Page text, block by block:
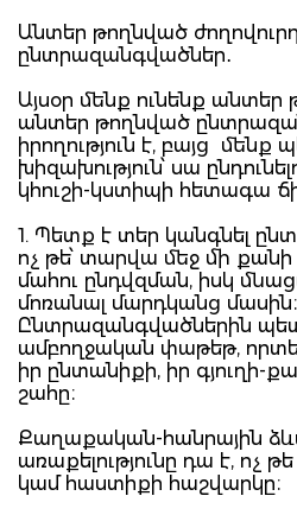
Անտեր թողնված
ընտրազանգվածներ․
Այսօր մենք ունենք անտեր
անտեր թողնված
իրողություն է, բայց մենք
խիզախություն՝ սա
կհուշի-կստիպի հետագա
1. Պետք է տեր կանգնել
ոչ թե՝ տարվա մեջ մի քանի
մահու ընդվզման, իսկ
մոռանալ մարդկանց մասին։
Ընտրազանգվածներին
ամբողջական փաթեթ,
իր ընտանիքի, իր գյուղի-
շահը։
Քաղաքական-հանրային
առաքելությունը դա է,
կամ հաստիքի հաշվարկը։